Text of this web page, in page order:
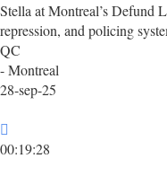
Stella at Montreal’s Defund
repression, and policing
QC
- Montreal
28-sep-25
00:19:28